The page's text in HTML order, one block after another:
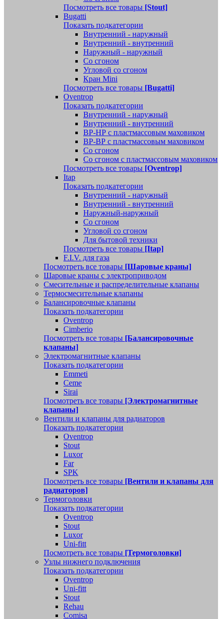
Посмотреть все товары [Stout]
Bugatti
Показать подкатегории
Внутренний - наружный
Внутренний - внутренний
Наружный - наружный
Со сгоном
Угловой со сгоном
Кран Mini
Посмотреть все товары [Bugatti]
Oventrop
Показать подкатегории
Внутренний - наружный
Внутренний - внутренний
ВР-НР с пластмассовым маховиком
ВР-ВР с пластмассовым маховиком
Со сгоном
Со сгоном с пластмассовым маховиком
Посмотреть все товары [Oventrop]
Itap
Показать подкатегории
Внутренний - наружный
Внутренний - внутренний
Наружный-наружный
Со сгоном
Угловой со сгоном
Для бытовой техники
Посмотреть все товары [Itap]
F.I.V. для газа
Посмотреть все товары [Шаровые краны]
Шаровые краны с электроприводом
Смесительные и распределительные клапаны
Термосмесительные клапаны
Балансировочные клапаны
Показать подкатегории
Oventrop
Cimberio
Посмотреть все товары [Балансировочные
клапаны]
Электромагнитные клапаны
Показать подкатегории
Emmeti
Ceme
Sirai
Посмотреть все товары [Электромагнитные
клапаны]
Вентили и клапаны для радиаторов
Показать подкатегории
Oventrop
Stout
Luxor
Far
SPK
Посмотреть все товары [Вентили и клапаны для
радиаторов]
Термоголовки
Показать подкатегории
Oventrop
Stout
Luxor
Uni-fitt
Посмотреть все товары [Термоголовки]
Узлы нижнего подключения
Показать подкатегории
Oventrop
Uni-fitt
Stout
Rehau
Comisa